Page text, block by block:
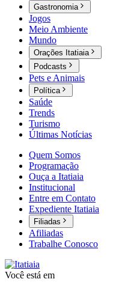
Gastronomia
Jogos
Meio Ambiente
Mundo
Orações Itatiaia
Podcasts
Pets e Animais
Política
Saúde
Trends
Turismo
Últimas Notícias
Quem Somos
Programação
Ouça a Itatiaia
Institucional
Entre em Contato
Expediente Itatiaia
Filiadas
Afiliadas
Trabalhe Conosco
Você está em